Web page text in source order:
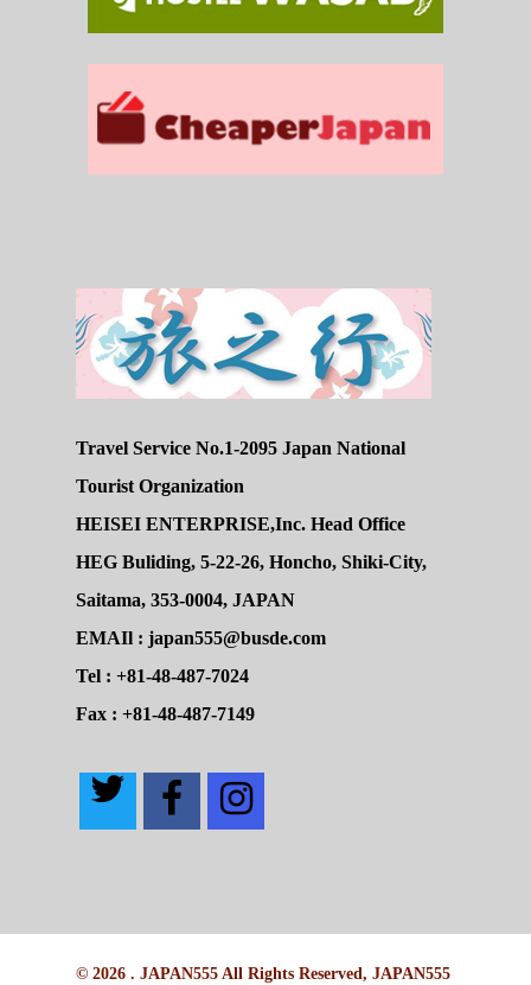
Travel Service No.1-2095 Japan National
Tourist Organization
HEISEI ENTERPRISE,Inc. Head Office
HEG Buliding, 5-22-26, Honcho, Shiki-City,
Saitama, 353-0004, JAPAN
EMAIl : japan555@busde.com
Tel : +81-48-487-7024
Fax : +81-48-487-7149
© 2026 . JAPAN555 All Rights Reserved, JAPAN555